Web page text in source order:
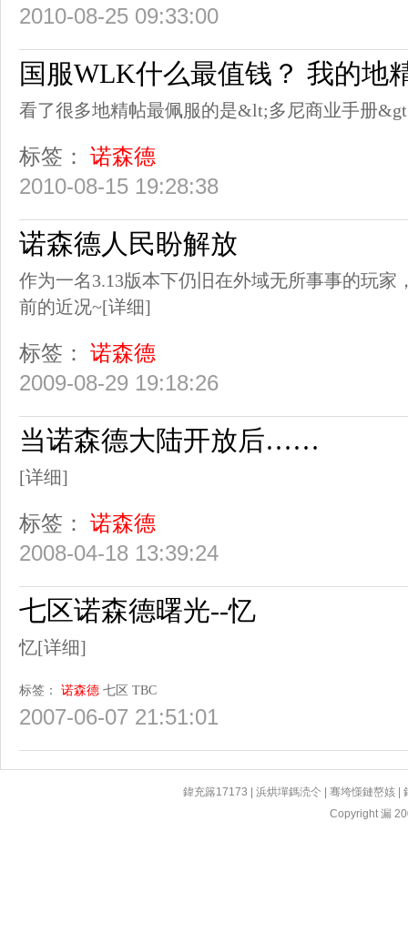
2010-08-25 09:33:00
国服WLK什么最值钱？ 我的地
看了很多地精帖最佩服的是&lt;多尼商业手册
标签：
诺森德
2010-08-15 19:28:38
诺森德人民盼解放
作为一名3.13版本下仍旧在外域无所事事的玩家
前的近况~[详细]
标签：
诺森德
2009-08-29 19:18:26
当诺森德大陆开放后……
[详细]
标签：
诺森德
2008-04-18 13:39:24
七区诺森德曙光--忆
忆[详细]
标签： 诺森德 七区 TBC
2007-06-07 21:51:01
鍏充簬17173 |浜烘墠鎷涜仒 |骞垮憡鏈嶅姟 |
Copyright 漏